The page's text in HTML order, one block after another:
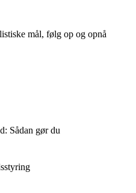
mål, følg op og opnå
Sådan gør du